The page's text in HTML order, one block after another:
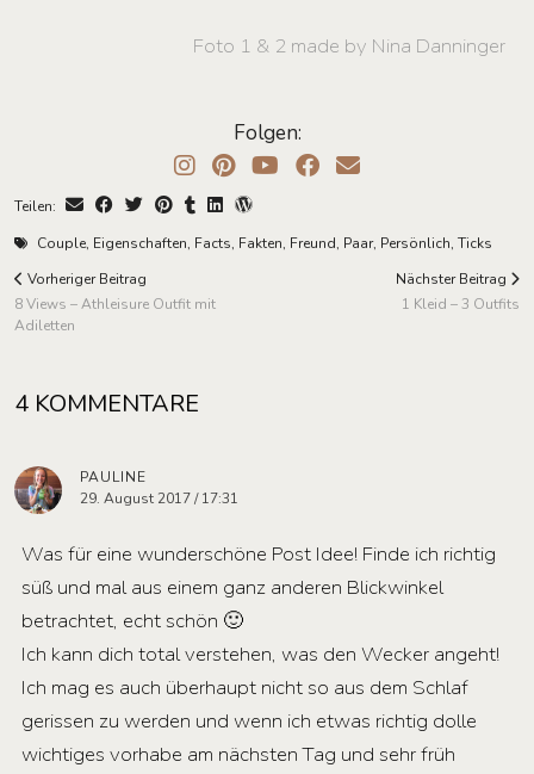
Foto 1 & 2 made by Nina Danninger
Folgen:
Teilen:
Couple, Eigenschaften, Facts, Fakten, Freund, Paar, Persönlich, Ticks
Vorheriger Beitrag
8 Views – Athleisure Outfit mit
Adiletten
Nächster Beitrag
1 Kleid – 3 Outfits
4 KOMMENTARE
PAULINE
29. August 2017 / 17:31
Was für eine wunderschöne Post Idee! Finde ich richtig
süß und mal aus einem ganz anderen Blickwinkel
betrachtet, echt schön 🙂
Ich kann dich total verstehen, was den Wecker angeht!
Ich mag es auch überhaupt nicht so aus dem Schlaf
gerissen zu werden und wenn ich etwas richtig dolle
wichtiges vorhabe am nächsten Tag und sehr früh